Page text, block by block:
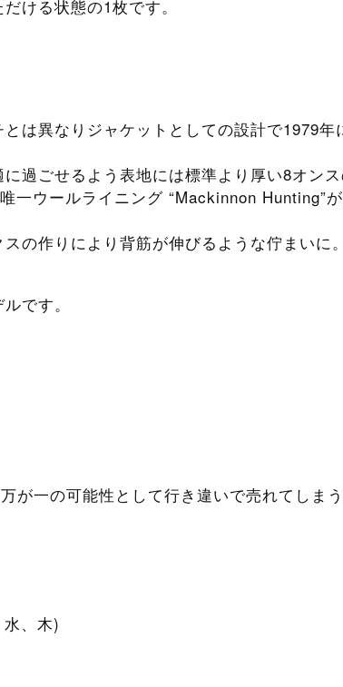
ける状態の1枚です。
は異なりジャケットとしての設計で1979年
過ごせるよう表地には標準より厚い8オン
一ウールライニング “Mackinnon Hunting”
の作りにより背筋が伸びるような佇まいに。
です。
が一の可能性として行き違いで売れてしま
、木)